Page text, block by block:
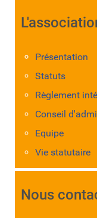
Présentation
Statuts
Règlement
Conseil
Equipe
Vie statutaire
Nous